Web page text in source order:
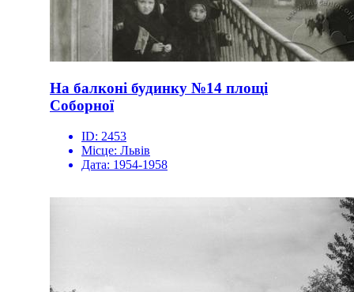
На балконі будинку №14 площі
Соборної
ID: 2453
Місце: Львів
Дата: 1954-1958